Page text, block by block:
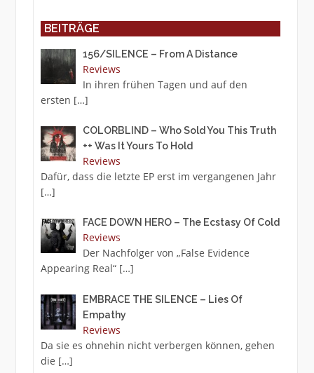
BEITRÄGE
156/SILENCE – From A Distance
Reviews
In ihren frühen Tagen und auf den
ersten […]
COLORBLIND – Who Sold You This Truth
++ Was It Yours To Hold
Reviews
Dafür, dass die letzte EP erst im vergangenen Jahr
[…]
FACE DOWN HERO – The Ecstasy Of Cold
Reviews
Der Nachfolger von „False Evidence
Appearing Real“ […]
EMBRACE THE SILENCE – Lies Of
Empathy
Reviews
Da sie es ohnehin nicht verbergen können, gehen
die […]